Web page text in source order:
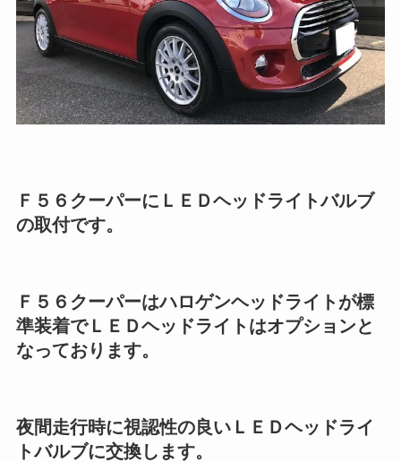
Ｆ５６クーパーにＬＥＤヘッドライトバルブ
の取付です。
Ｆ５６クーパーはハロゲンヘッドライトが標
準装着でＬＥＤヘッドライトはオプションと
なっております。
夜間走行時に視認性の良いＬＥＤヘッドライ
トバルブに交換します。